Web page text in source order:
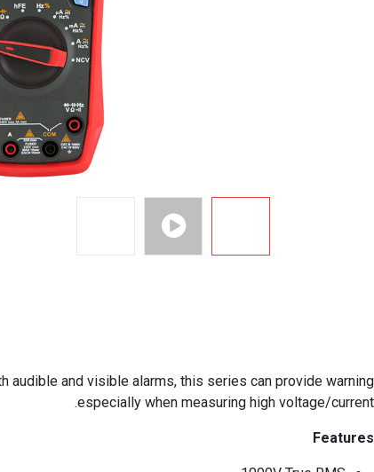
audible and visible alarms, this series can provide warning
especially when measuring high voltage/current.
Features